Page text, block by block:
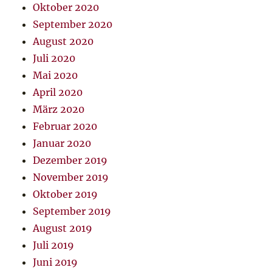
Oktober 2020
September 2020
August 2020
Juli 2020
Mai 2020
April 2020
März 2020
Februar 2020
Januar 2020
Dezember 2019
November 2019
Oktober 2019
September 2019
August 2019
Juli 2019
Juni 2019